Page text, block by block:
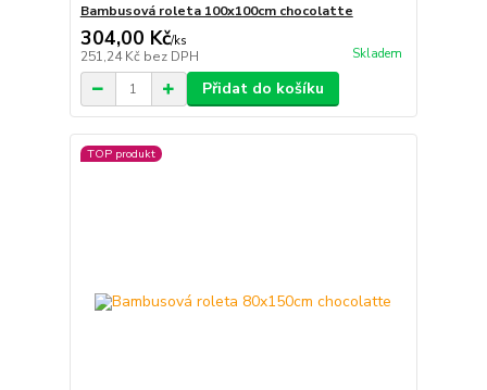
Bambusová roleta 100x100cm chocolatte
304,00 Kč/ks
251,24 Kč bez DPH Skladem
Přidat do košíku
TOP produkt